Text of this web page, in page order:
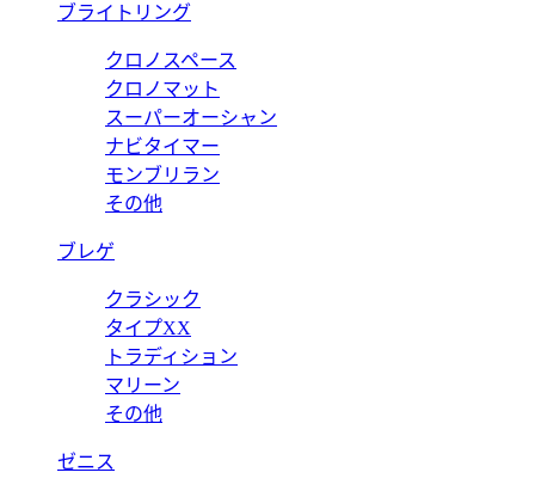
ブライトリング
クロノスペース
クロノマット
スーパーオーシャン
ナビタイマー
モンブリラン
その他
ブレゲ
クラシック
タイプXX
トラディション
マリーン
その他
ゼニス